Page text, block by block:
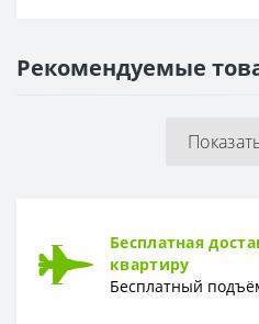
РАППОРТ
Тип
Рекомендуемые
Бесплатная
квартиру
Бесплатный